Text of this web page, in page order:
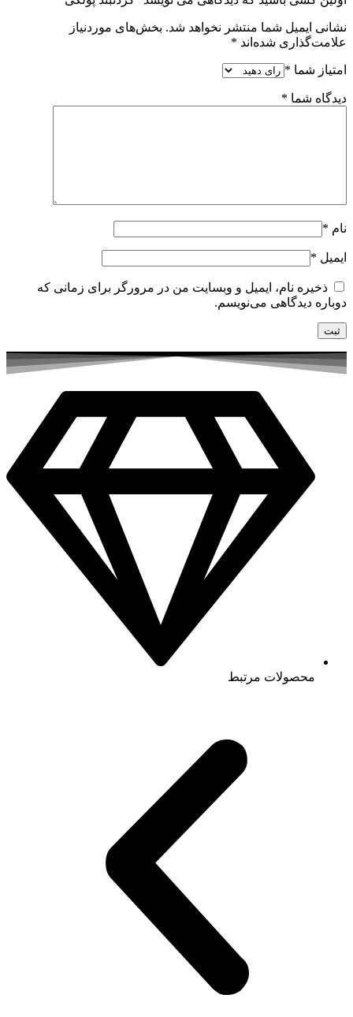
نشانی ایمیل شما منتشر نخواهد شد. بخش‌های موردنیاز
علامت‌گذاری شده‌اند *
امتیاز شما *
دیدگاه شما *
نام *
ایمیل *
ذخیره نام، ایمیل و وبسایت من در مرورگر برای زمانی که
دوباره دیدگاهی می‌نویسم.
محصولات مرتبط